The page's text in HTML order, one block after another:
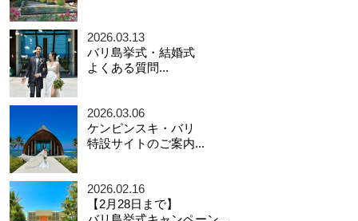
2026.03.13
バリ島挙式・結婚式
よくある質問...
2026.03.06
ケンピンスキ・バリ
特設サイトのご案内...
2026.02.16
【2月28日まで】